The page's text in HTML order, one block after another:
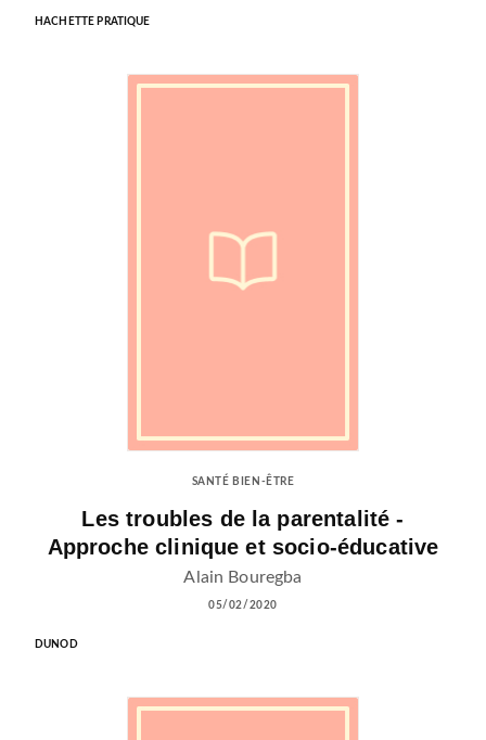
HACHETTE PRATIQUE
SANTÉ BIEN-ÊTRE
Les troubles de la parentalité -
Approche clinique et socio-éducative
Alain Bouregba
05/02/2020
DUNOD